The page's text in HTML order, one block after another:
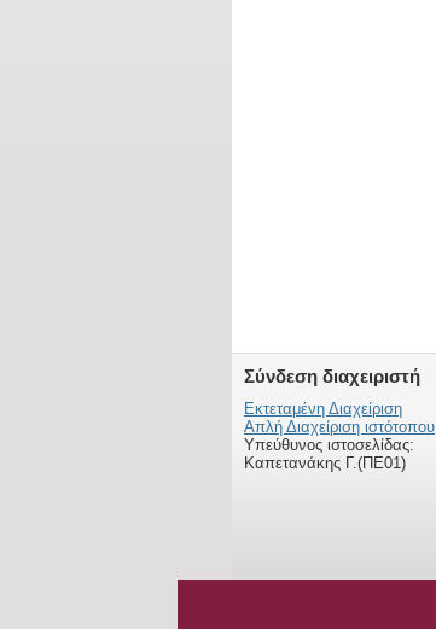
Σύνδεση διαχειριστή
Εκτεταμένη Διαχείριση
Απλή Διαχείριση ιστότοπου
Υπεύθυνος ιστοσελίδας:
Καπετανάκης Γ.(ΠΕ01)